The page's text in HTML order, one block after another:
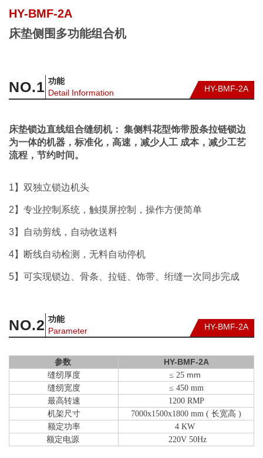
HY-BMF-2A
床垫侧围多功能组合机
NO.1 功能
Detail Information
HY-BMF-2A
床垫锁边直线组合缝纫机： 集侧料花型饰带股条拉链锁边
为一体的机器，标准化，高速，减少人工 成本，减少工艺
流程，节约时间。
1】双独立锁边机头
2】专业控制系统，触摸屏控制，操作方便简单
3】自动剪线，自动收送料
4】断线自动检测，无料自动停机
5】可实现锁边、骨条、拉链、饰带、绗缝一次同步完成
NO.2 功能
Parameter
HY-BMF-2A
参数
HY-BMF-2A
缝纫厚度
≤ 25 mm
缝纫宽度
≤ 450 mm
最高转速
1200 RMP
机架尺寸
7000x1500x1800 mm ( 长宽高 )
额定功率
4 KW
额定电源
220V 50Hz